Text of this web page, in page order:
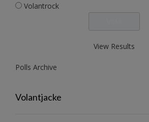
Volantrock
View Results
Polls Archive
Volantjacke